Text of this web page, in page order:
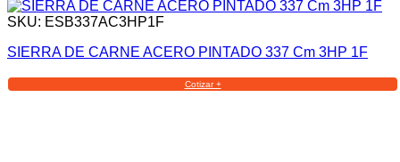
SKU: ESB337AC3HP1F
SIERRA DE CARNE ACERO PINTADO 337 Cm 3HP 1F
Cotizar +